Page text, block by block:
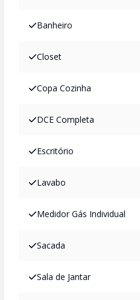
Banheiro
Closet
Copa Cozinha
DCE Completa
Escritório
Lavabo
Medidor Gás Individual
Sacada
Sala de Jantar